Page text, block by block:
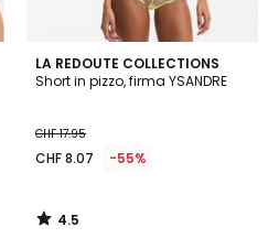
LA REDOUTE COLLECTIONS
Short in pizzo, firma YSANDRE
CHF 17.95
CHF 8.07 -55%
4.5
/ 5
4.5
/